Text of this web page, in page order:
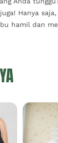
Hanya
hamil dan